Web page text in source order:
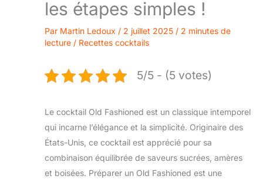
les étapes simples !
Par Martin Ledoux / 2 juillet 2025 / 2 minutes de
lecture / Recettes cocktails
5/5 - (5 votes)
Le cocktail Old Fashioned est un classique intemporel
qui incarne l’élégance et la simplicité. Originaire des
États-Unis, ce cocktail est apprécié pour sa
combinaison équilibrée de saveurs sucrées, amères
et boisées. Préparer un Old Fashioned est une